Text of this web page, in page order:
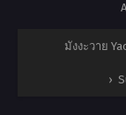
มังงะวาย
›